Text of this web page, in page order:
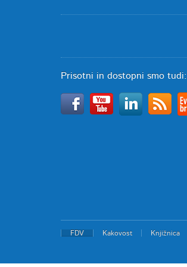
Prisotni in dostopni smo tudi:
FDV Kakovost Knjižnica